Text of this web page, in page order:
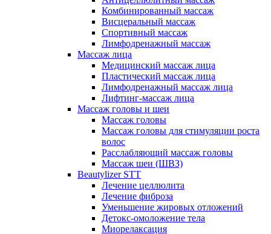
Комбинированный массаж
Висцеральный массаж
Спортивный массаж
Лимфодренажный массаж
Массаж лица
Медицинский массаж лица
Пластический массаж лица
Лимфодренажный массаж лица
Лифтинг-массаж лица
Массаж головы и шеи
Массаж головы
Массаж головы для стимуляции роста
волос
Расслабляющий массаж головы
Массаж шеи (ШВЗ)
Beautylizer STT
Лечение целлюлита
Лечение фиброза
Уменьшение жировых отложений
Детокс-омоложение тела
Миорелаксация